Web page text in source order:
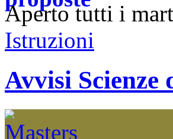
Aperto tutti i
Istruzioni
Avvisi Scienze